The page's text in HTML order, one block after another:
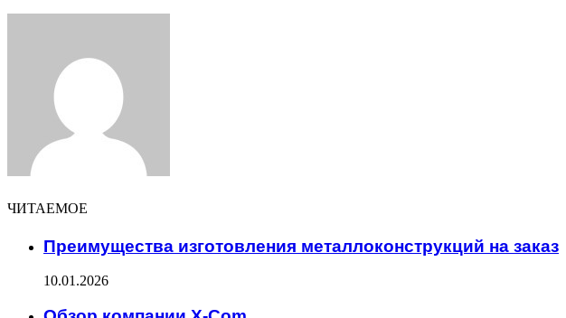
ЧИТАЕМОЕ
Преимущества изготовления металлоконструкций на заказ
10.01.2026